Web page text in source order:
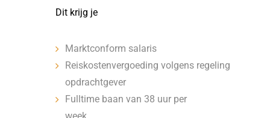
Dit krijg je
Marktconform salaris
Reiskostenvergoeding volgens regeling
opdrachtgever
Fulltime baan van 38 uur per